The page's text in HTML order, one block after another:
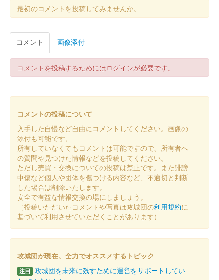
令和八年 和歌山城 御城印新春版 金
色 令和八年 新春版
令和八年新春版御城印。金色・銀色の2種が発売された。セット
和歌山城 御城印
「駆ける紀州犬」
販売終了
和歌山城公園動物園で限定販売されている御城印の第4弾。文字
は印刷、家紋・絵柄は押印の仕様になっている。2026年1月1日
より発売開始。
和歌山城 御城印 築城440年記念 和
紙版
販売終了
最初のコメントを投稿してみませんか。
コメント 画像添付
コメントを投稿するためにはログインが必要です。
コメントの投稿について
入手した自慢など自由にコメントしてください。画像の
添付も可能です。
所有していなくてもコメントは可能ですので、所有者へ
の質問や見つけた情報などを投稿してください。
ただし売買・交換についての投稿は禁止です。また誹謗
中傷など個人や団体を傷つける内容など、不適切と判断
した場合は削除いたします。
安全で有益な情報交換の場にしましょう。
（投稿いただいたコメントや写真は攻城団の利用規約に
基づいて利用させていただくことがあります）
攻城団が現在、全力でオススメするトピック
注目 攻城団を未来に残すために運営をサポートしてい